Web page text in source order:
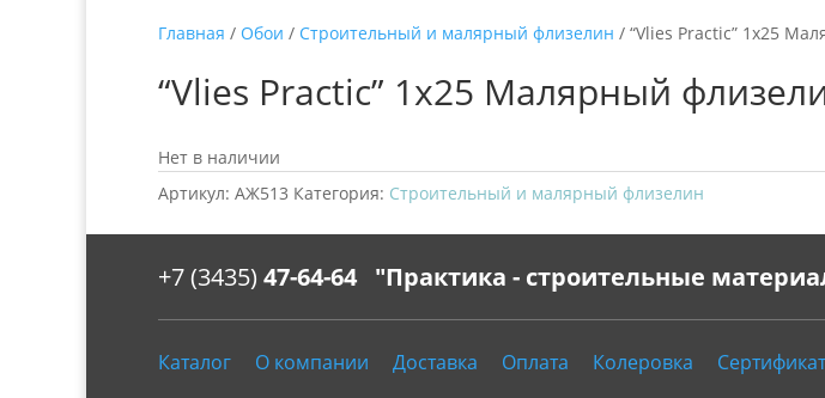
Главная / Обои / Строительный и малярный флизелин / “Vlies Practic” 1х25
“Vlies Practic” 1х25 Малярный
Нет в наличии
Артикул: АЖ513 Категория: Строительный и малярный флизелин
+7 (3435) 47-64-64 "Практика - строительные
Каталог О компании Доставка Оплата Колеровка